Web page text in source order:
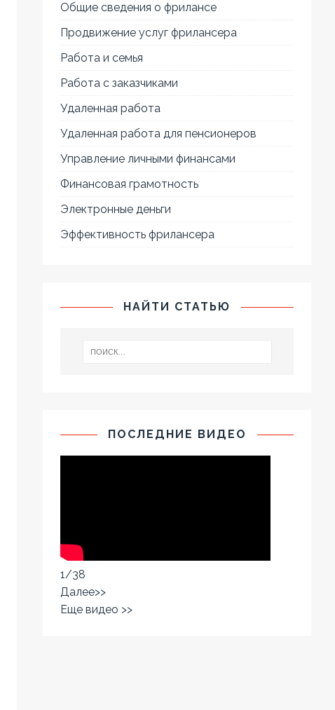
Общие сведения о фрилансе
Продвижение услуг фрилансера
Работа и семья
Работа с заказчиками
Удаленная работа
Удаленная работа для пенсионеров
Управление личными финансами
Финансовая грамотность
Электронные деньги
Эффективность фрилансера
НАЙТИ СТАТЬЮ
ПОСЛЕДНИЕ ВИДЕО
1/38
Далее>>
Еще видео >>